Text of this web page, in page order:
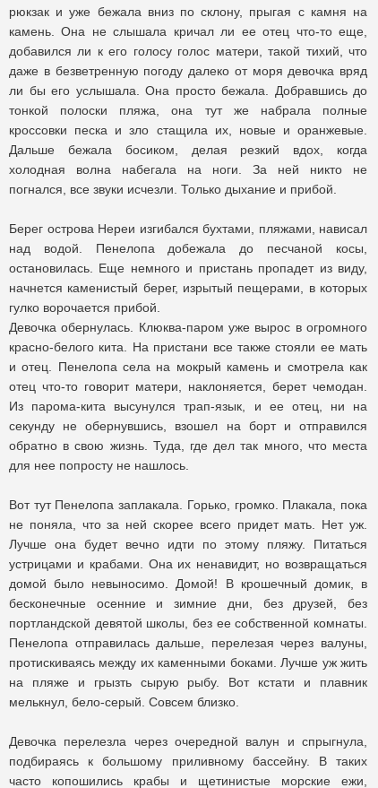
рюкзак и уже бежала вниз по склону, прыгая с камня на
камень. Она не слышала кричал ли ее отец что-то еще,
добавился ли к его голосу голос матери, такой тихий, что
даже в безветренную погоду далеко от моря девочка вряд
ли бы его услышала. Она просто бежала. Добравшись до
тонкой полоски пляжа, она тут же набрала полные
кроссовки песка и зло стащила их, новые и оранжевые.
Дальше бежала босиком, делая резкий вдох, когда
холодная волна набегала на ноги. За ней никто не
погнался, все звуки исчезли. Только дыхание и прибой.
Берег острова Нереи изгибался бухтами, пляжами, нависал
над водой. Пенелопа добежала до песчаной косы,
остановилась. Еще немного и пристань пропадет из виду,
начнется каменистый берег, изрытый пещерами, в которых
гулко ворочается прибой.
Девочка обернулась. Клюква-паром уже вырос в огромного
красно-белого кита. На пристани все также стояли ее мать
и отец. Пенелопа села на мокрый камень и смотрела как
отец что-то говорит матери, наклоняется, берет чемодан.
Из парома-кита высунулся трап-язык, и ее отец, ни на
секунду не обернувшись, взошел на борт и отправился
обратно в свою жизнь. Туда, где дел так много, что места
для нее попросту не нашлось.
Вот тут Пенелопа заплакала. Горько, громко. Плакала, пока
не поняла, что за ней скорее всего придет мать. Нет уж.
Лучше она будет вечно идти по этому пляжу. Питаться
устрицами и крабами. Она их ненавидит, но возвращаться
домой было невыносимо. Домой! В крошечный домик, в
бесконечные осенние и зимние дни, без друзей, без
портландской девятой школы, без ее собственной комнаты.
Пенелопа отправилась дальше, перелезая через валуны,
протискиваясь между их каменными боками. Лучше уж жить
на пляже и грызть сырую рыбу. Вот кстати и плавник
мелькнул, бело-серый. Совсем близко.
Девочка перелезла через очередной валун и спрыгнула,
подбираясь к большому приливному бассейну. В таких
часто копошились крабы и щетинистые морские ежи,